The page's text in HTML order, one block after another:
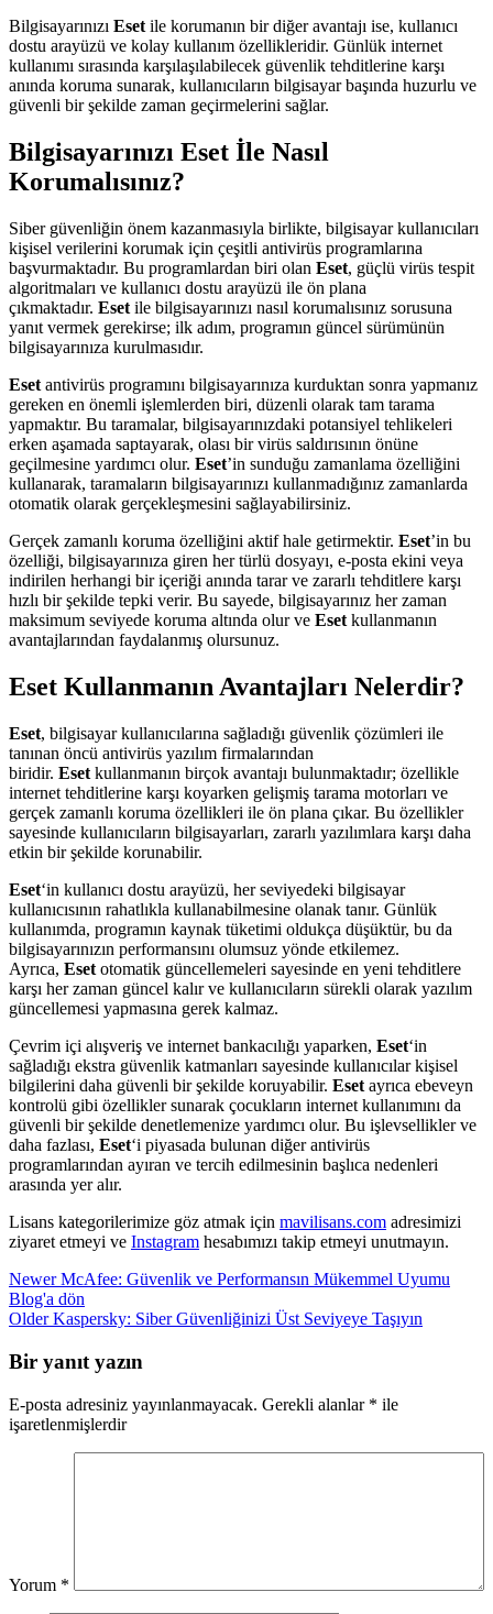
Bilgisayarınızı Esetile korumanın bir diğer avantajı ise, kullanıcı
dostu arayüzü ve kolay kullanım özellikleridir. Günlük internet
kullanımı sırasında karşılaşılabilecek güvenlik tehditlerine karşı
anında koruma sunarak, kullanıcıların bilgisayar başında huzurlu ve
güvenli bir şekilde zaman geçirmelerini sağlar.
Bilgisayarınızı Eset İle Nasıl
Korumalısınız?
Siber güvenliğin önem kazanmasıyla birlikte, bilgisayar kullanıcıları
kişisel verilerini korumak için çeşitli antivirüs programlarına
başvurmaktadır. Bu programlardan biri olan Eset, güçlü virüs tespit
algoritmaları ve kullanıcı dostu arayüzü ile ön plana
çıkmaktadır. Eset ile bilgisayarınızı nasıl korumalısınız sorusuna
yanıt vermek gerekirse; ilk adım, programın güncel sürümünün
bilgisayarınıza kurulmasıdır.
Eset antivirüs programını bilgisayarınıza kurduktan sonra yapmanız
gereken en önemli işlemlerden biri, düzenli olarak tam tarama
yapmaktır. Bu taramalar, bilgisayarınızdaki potansiyel tehlikeleri
erken aşamada saptayarak, olası bir virüs saldırısının önüne
geçilmesine yardımcı olur. Eset’in sunduğu zamanlama özelliğini
kullanarak, taramaların bilgisayarınızı kullanmadığınız zamanlarda
otomatik olarak gerçekleşmesini sağlayabilirsiniz.
Gerçek zamanlı koruma özelliğini aktif hale getirmektir. Eset’in bu
özelliği, bilgisayarınıza giren her türlü dosyayı, e-posta ekini veya
indirilen herhangi bir içeriği anında tarar ve zararlı tehditlere karşı
hızlı bir şekilde tepki verir. Bu sayede, bilgisayarınız her zaman
maksimum seviyede koruma altında olur ve Eset kullanmanın
avantajlarından faydalanmış olursunuz.
Eset Kullanmanın Avantajları Nelerdir?
Eset, bilgisayar kullanıcılarına sağladığı güvenlik çözümleri ile
tanınan öncü antivirüs yazılım firmalarından
biridir. Eset kullanmanın birçok avantajı bulunmaktadır; özellikle
internet tehditlerine karşı koyarken gelişmiş tarama motorları ve
gerçek zamanlı koruma özellikleri ile ön plana çıkar. Bu özellikler
sayesinde kullanıcıların bilgisayarları, zararlı yazılımlara karşı daha
etkin bir şekilde korunabilir.
Eset‘in kullanıcı dostu arayüzü, her seviyedeki bilgisayar
kullanıcısının rahatlıkla kullanabilmesine olanak tanır. Günlük
kullanımda, programın kaynak tüketimi oldukça düşüktür, bu da
bilgisayarınızın performansını olumsuz yönde etkilemez.
Ayrıca, Eset otomatik güncellemeleri sayesinde en yeni tehditlere
karşı her zaman güncel kalır ve kullanıcıların sürekli olarak yazılım
güncellemesi yapmasına gerek kalmaz.
Çevrim içi alışveriş ve internet bankacılığı yaparken, Eset‘in
sağladığı ekstra güvenlik katmanları sayesinde kullanıcılar kişisel
bilgilerini daha güvenli bir şekilde koruyabilir. Eset ayrıca ebeveyn
kontrolü gibi özellikler sunarak çocukların internet kullanımını da
güvenli bir şekilde denetlemenize yardımcı olur. Bu işlevsellikler ve
daha fazlası, Eset‘i piyasada bulunan diğer antivirüs
programlarından ayıran ve tercih edilmesinin başlıca nedenleri
arasında yer alır.
Lisans kategorilerimize göz atmak için mavilisans.com adresimizi
ziyaret etmeyi ve Instagram hesabımızı takip etmeyi unutmayın.
Newer McAfee: Güvenlik ve Performansın Mükemmel Uyumu
Blog'a dön
Older Kaspersky: Siber Güvenliğinizi Üst Seviyeye Taşıyın
Bir yanıt yazın
E-posta adresiniz yayınlanmayacak. Gerekli alanlar * ile
işaretlenmişlerdir
Yorum *